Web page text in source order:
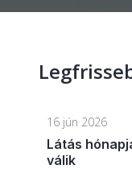
16 jún 2026
Látás
válik